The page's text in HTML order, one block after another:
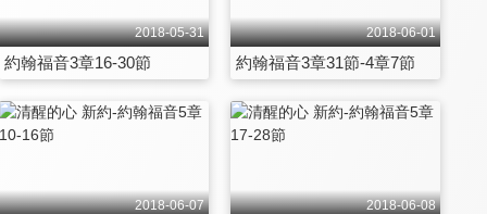
2018-05-31
約翰福音3章16-30節
2018-06-01
約翰福音3章31節-4章7節
2018-06-07 2018-06-08